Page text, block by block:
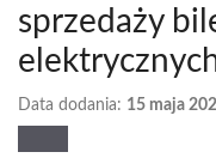
sprzedaży
Data dodania: 15 maja